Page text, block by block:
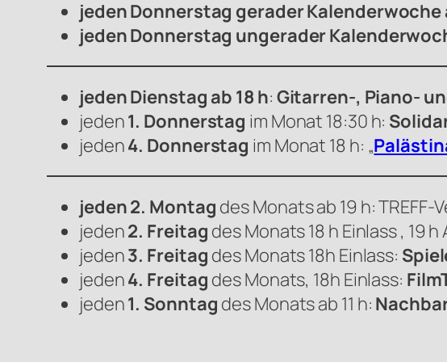
jeden Donnerstag gerader Kalenderwoche
jeden Donnerstag ungerader
jeden Dienstag ab 18 h: Gitarren-, Piano-
jeden1. Donnerstag im Monat 18:30 h:
jeden4. Donnerstag im Monat 18 h: „
jeden 2. Montag des Monats ab 19 h: TREFF-
jeden2. Freitag des Monats 18 h Einlass , 19
jeden3. Freitag des Monats 18h Einlass:
jeden4. Freitag des Monats, 18h Einlass:
jeden1. Sonntag des Monats ab 11 h: